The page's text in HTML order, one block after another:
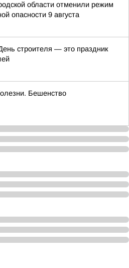
области отменили режим
опасности 9 августа
строителя — это праздник
Бешенство